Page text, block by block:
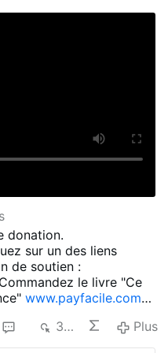
donation.
sur un des liens
de soutien :
le livre "Ce
www.payfacile.com/
s/la-vie-de-
313 Plus